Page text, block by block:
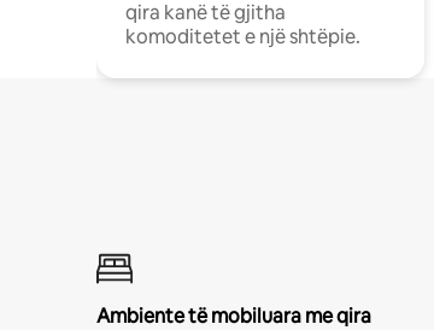
qira kanë të gjitha
komoditetet e një shtëpie.
Ambiente të mobiluara me qira